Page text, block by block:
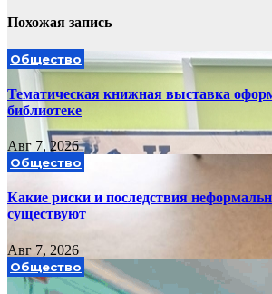
Похожая запись
Общество
Тематическая книжная выставка
библиотеке
Авг 7, 2026
Общество
Какие риски и последствия
существуют
Авг 7, 2026
Общество